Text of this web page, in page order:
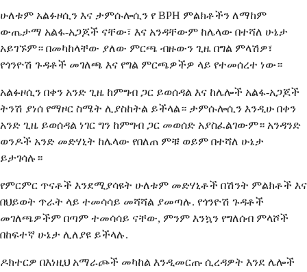
ሁለቱም አልፉዞሲን እና ታምሱሎሲን የ BPH ምልክቶችን ለማከም
ውጤታማ አልፋ-አጋጆች ናቸው፣ እና አንዳቸውም ከሌላው በተሻለ ሁኔታ
አይገኙም። በመካከላቸው ያለው ምርጫ ብዙውን ጊዜ በግል ምላሽዎ፣
የጎንዮሽ ጉዳቶች መገለጫ እና የግል ምርጫዎችዎ ላይ የተመሰረተ ነው።
አልፉዞሲን በቀን አንድ ጊዜ ከምግብ ጋር ይወሰዳል እና ከሌሎች አልፋ-አጋጆች
ትንሽ ያነሰ የማዞር ስሜት ሊያስከትል ይችላል። ታምሱሎሲን እንዲሁ በቀን
አንድ ጊዜ ይወሰዳል ነገር ግን ከምግብ ጋር መወሰድ አያስፈልገውም። አንዳንድ
ወንዶች አንድ መድሃኒት ከሌላው የበለጠ ምቹ ወይም በተሻለ ሁኔታ
ይታገሳሉ።
የምርምር ጥናቶች እንደሚያሳዩት ሁለቱም መድሃኒቶች በሽንት ምልክቶች እና
በህይወት ጥራት ላይ ተመሳሳይ መሻሻል ያመጣሉ. የጎንዮሽ ጉዳቶች
መገለጫዎችም በጣም ተመሳሳይ ናቸው, ምንም እንኳን የግለሰብ ምላሾች
በከፍተኛ ሁኔታ ሊለያዩ ይችላሉ.
ዶክተርዎ በእነዚህ አማራጮች መካከል እንዲመርጡ ሲረዳዎት እንደ ሌሎች